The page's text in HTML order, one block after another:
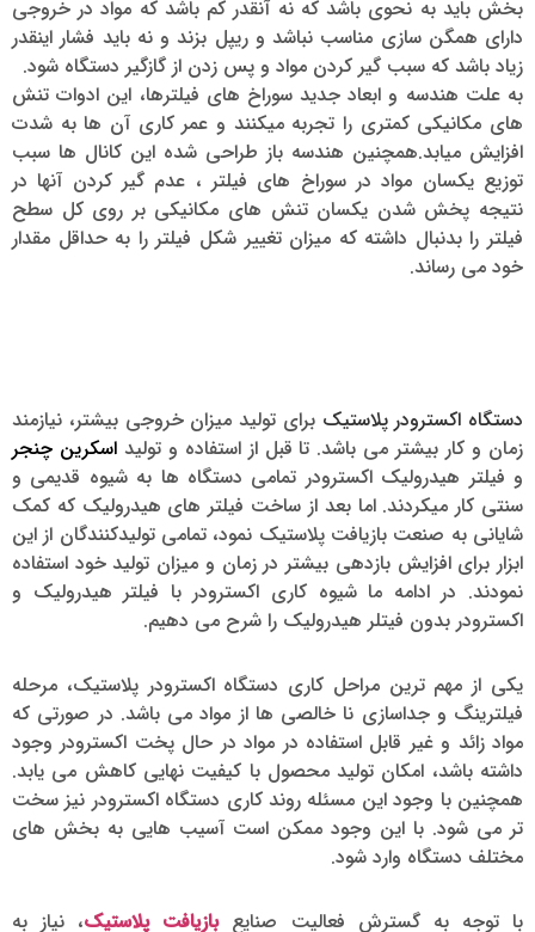
بخش باید به نحوی باشد که نه آنقدر کم باشد که مواد در خروجی
دارای همگن سازی مناسب نباشد و ریپل بزند و نه باید فشار اینقدر
زیاد باشد که سبب گیر کردن مواد و پس زدن از گازگیر دستگاه شود.
به علت هندسه و ابعاد جدید سوراخ های فیلترها، این ادوات تنش
های مکانیکی کمتری را تجربه میکنند و عمر کاری آن ها به شدت
افزایش میابد.همچنین هندسه باز طراحی شده این کانال ها سبب
توزیع یکسان مواد در سوراخ های فیلتر ، عدم گیر کردن آنها در
نتیجه پخش شدن یکسان تنش های مکانیکی بر روی کل سطح
فیلتر را بدنبال داشته که میزان تغییر شکل فیلتر را به حداقل مقدار
خود می رساند.
دستگاه اکسترودر پلاستیک برای تولید میزان خروجی بیشتر، نیازمند
زمان و کار بیشتر می باشد. تا قبل از استفاده و تولیداسکرین چنجر
و فیلتر هیدرولیک اکسترودر تمامی دستگاه ها به شیوه قدیمی و
سنتی کار میکردند. اما بعد از ساخت فیلتر های هیدرولیک که کمک
شایانی به صنعت بازیافت پلاستیک نمود، تمامی تولیدکنندگان از این
ابزار برای افزایش بازدهی بیشتر در زمان و میزان تولید خود استفاده
نمودند. در ادامه ما شیوه کاری اکسترودر با فیلتر هیدرولیک و
اکسترودر بدون فیتلر هیدرولیک را شرح می دهیم.
یکی از مهم ترین مراحل کاری دستگاه اکسترودر پلاستیک، مرحله
فیلترینگ و جداسازی نا خالصی ها از مواد می باشد. در صورتی که
مواد زائد و غیر قابل استفاده در مواد در حال پخت اکسترودر وجود
داشته باشد، امکان تولید محصول با کیفیت نهایی کاهش می یابد.
همچنین با وجود این مسئله روند کاری دستگاه اکسترودر نیز سخت
تر می شود. با این وجود ممکن است آسیب هایی به بخش های
مختلف دستگاه وارد شود.
با توجه به گسترش فعالیت صنایعبازیافت پلاستیک، نیاز به